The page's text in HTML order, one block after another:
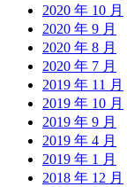
2020 年 10 月
2020 年 9 月
2020 年 8 月
2020 年 7 月
2019 年 11 月
2019 年 10 月
2019 年 9 月
2019 年 4 月
2019 年 1 月
2018 年 12 月